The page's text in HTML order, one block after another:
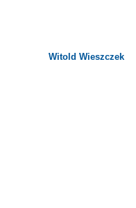
Witold Wieszczek